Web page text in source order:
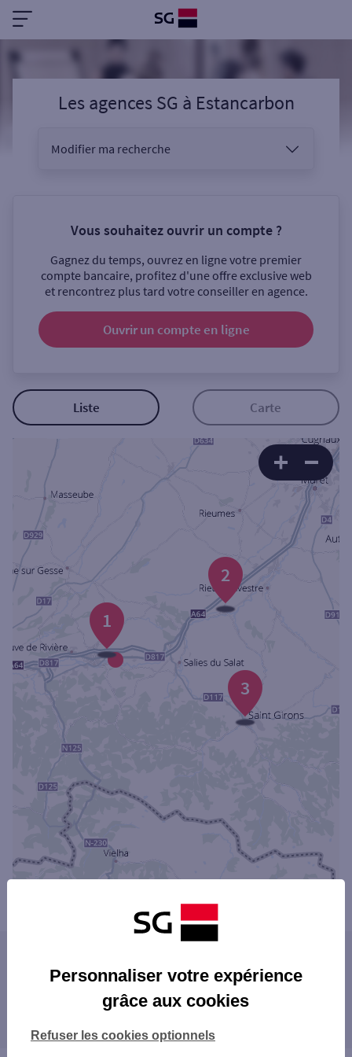
Les agences SG à Estancarbon
Modifier ma recherche
Sélectionnez votre recherche
Ouverte le samedi
Coffre-fort
Autour de moi
Ville / Code postal
Rue
Rechercher
Vous souhaitez ouvrir un compte ?
Gagnez du temps, ouvrez en ligne votre premier
compte bancaire, profitez d'une offre exclusive web
et rencontrez plus tard votre conseiller en agence.
Ouvrir un compte en ligne
Liste Carte
3
2
1
SAINT-GAUDENS
Les agences SG dans les départements
09 ARIÈGE
Personnaliser votre expérience
grâce aux cookies
Refuser les cookies optionnels